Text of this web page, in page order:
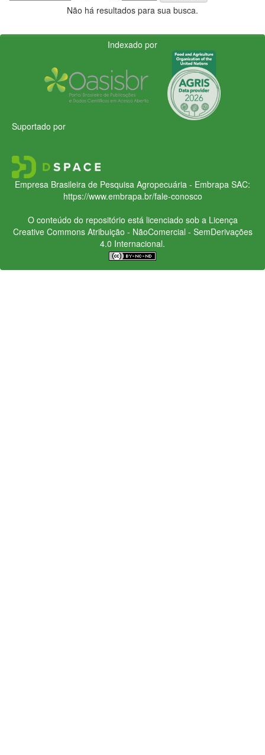
Não há resultados para sua busca.
Indexado por
Suportado por
Empresa Brasileira de Pesquisa Agropecuária - Embrapa SAC:
https://www.embrapa.br/fale-conosco
O conteúdo do repositório está licenciado sob a Licença
Creative CommonsAtribuição - NãoComercial - SemDerivações
4.0 Internacional.